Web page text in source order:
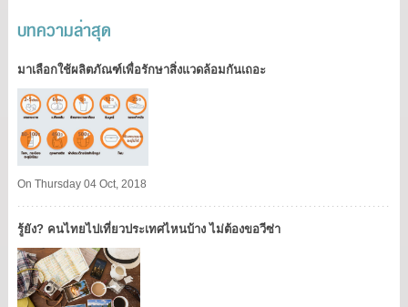
บทความล่าสุด
มาเลือกใช้ผลิตภัณฑ์เพื่อรักษาสิ่งแวดล้อมกันเถอะ
On Thursday 04 Oct, 2018
รู้ยัง? คนไทยไปเที่ยวประเทศไหนบ้าง ไม่ต้องขอวีซ่า